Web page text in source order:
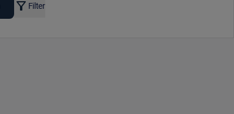
Filter